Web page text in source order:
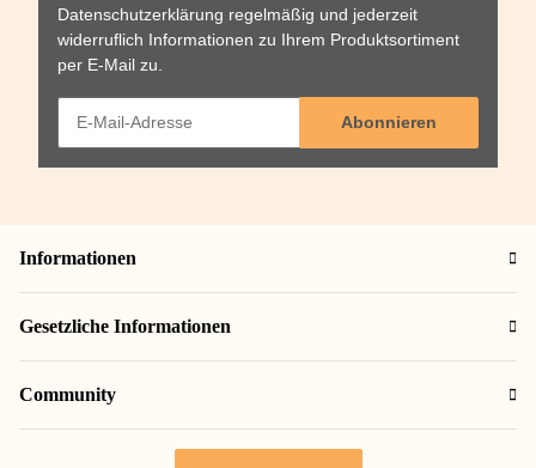
Datenschutzerklärung regelmäßig und jederzeit
widerruflich Informationen zu Ihrem Produktsortiment
per E-Mail zu.
Abonnieren
Informationen
Gesetzliche Informationen
Community